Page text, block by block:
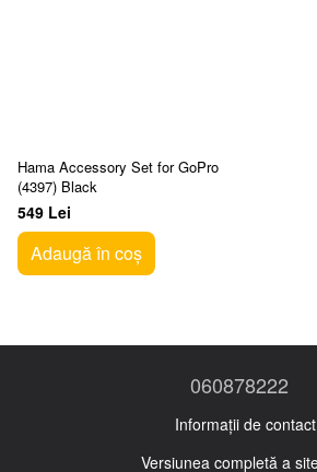
Hama Accessory Set for GoPro
(4397) Black
549 Lei
Adaugă în coș
060878222
Informații de contact
Versiunea completă a